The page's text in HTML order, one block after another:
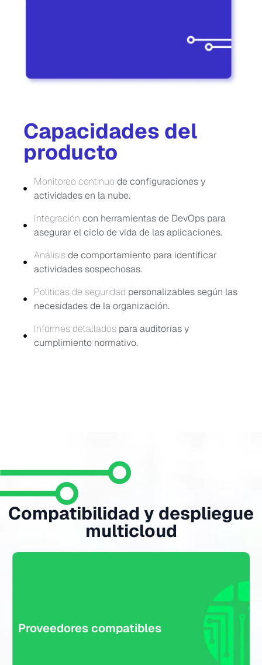
Capacidades del
producto
Monitoreo continuo de configuraciones y
actividades en la nube.
Integración con herramientas de DevOps para
asegurar el ciclo de vida de las aplicaciones.
Análisisde comportamiento para identificar
actividades sospechosas.
Políticas de seguridad personalizables según las
necesidades de la organización.
Informes detalladospara auditorías y
cumplimiento normativo.
Compatibilidad y despliegue
multicloud
Proveedores compatibles
Singularity Cloud se integra con AWS, Microsoft Azure y
Google Cloud Platform (GCP), permitiendo visibilidad y
respuesta unificada en entornos multi-nube.
El monitoreo puede realizarse sin instalar software en cada
máquina. Se apoya en APIs cloud, integraciones DevOps y
sensores ligeros para asegurar el entorno desde la